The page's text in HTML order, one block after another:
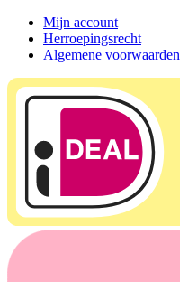
Mijn account
Herroepingsrecht
Algemene voorwaarden